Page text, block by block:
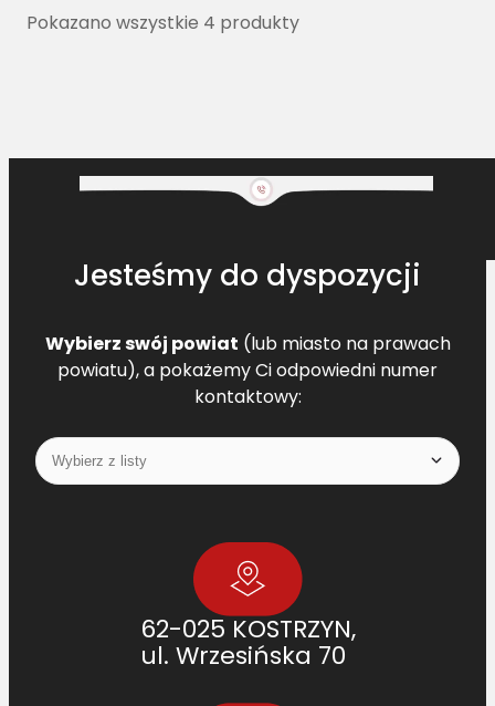
Pokazano wszystkie 4 produkty
Jesteśmy do dyspozycji
Wybierz swój powiat (lub miasto na prawach
powiatu), a pokażemy Ci odpowiedni numer
kontaktowy:
62-025 KOSTRZYN,
ul. Wrzesińska 70